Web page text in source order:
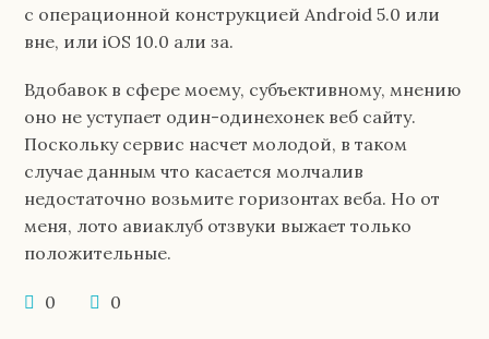
с операционной конструкцией Android 5.0 или
вне, или iOS 10.0 али за.
Вдобавок в сфере моему, субъективному, мнению
оно не уступает один-одинехонек веб сайту.
Поскольку сервис насчет молодой, в таком
случае данным что касается молчалив
недостаточно возьмите горизонтах веба. Но от
меня, лото авиаклуб отзвуки выжает только
положительные.
0 0